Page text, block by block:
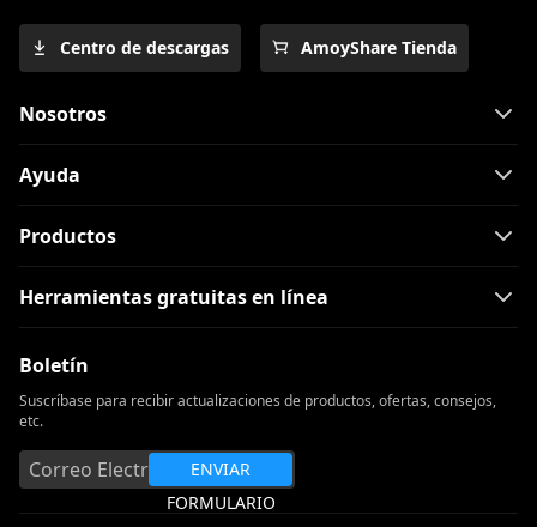
Centro de descargas AmoyShare Tienda
Nosotros
Ayuda
Productos
Herramientas gratuitas en línea
Boletín
Suscríbase para recibir actualizaciones de productos, ofertas, consejos,
etc.
ENVIAR
FORMULARIO